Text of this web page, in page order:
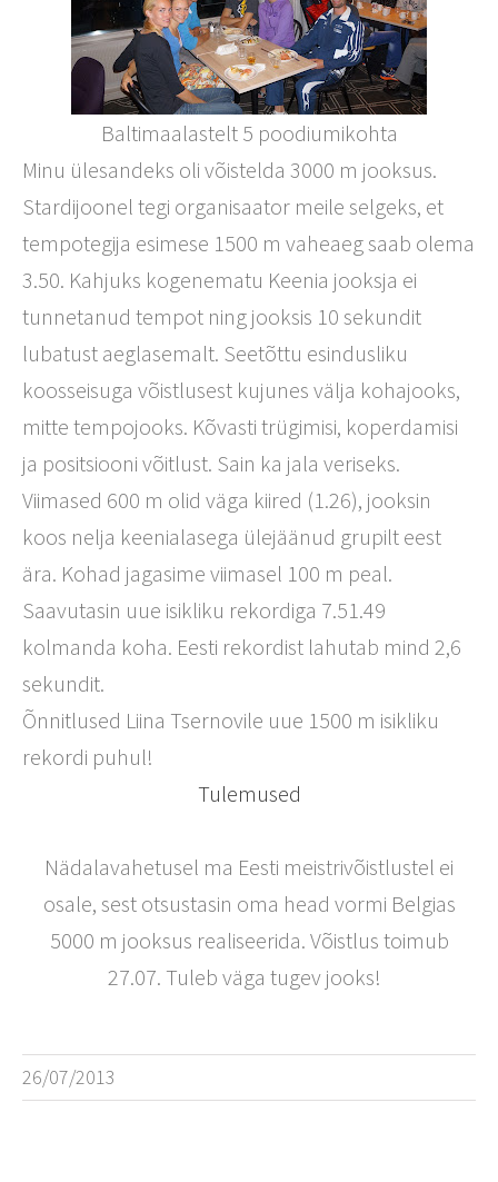
Baltimaalastelt 5 poodiumikohta
Minu ülesandeks oli võistelda 3000 m jooksus.
Stardijoonel tegi organisaator meile selgeks, et
tempotegija esimese 1500 m vaheaeg saab olema
3.50. Kahjuks kogenematu Keenia jooksja ei
tunnetanud tempot ning jooksis 10 sekundit
lubatust aeglasemalt. Seetõttu esindusliku
koosseisuga võistlusest kujunes välja kohajooks,
mitte tempojooks. Kõvasti trügimisi, koperdamisi
ja positsiooni võitlust. Sain ka jala veriseks.
Viimased 600 m olid väga kiired (1.26), jooksin
koos nelja keenialasega ülejäänud grupilt eest
ära. Kohad jagasime viimasel 100 m peal.
Saavutasin uue isikliku rekordiga 7.51.49
kolmanda koha. Eesti rekordist lahutab mind 2,6
sekundit.
Õnnitlused Liina Tsernovile uue 1500 m isikliku
rekordi puhul!
Tulemused
Nädalavahetusel ma Eesti meistrivõistlustel ei
osale, sest otsustasin oma head vormi Belgias
5000 m jooksus realiseerida. Võistlus toimub
27.07. Tuleb väga tugev jooks!
26/07/2013